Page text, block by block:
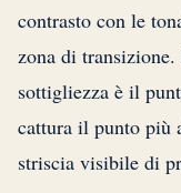
contrasto con le
zona di
sottigliezza è il
cattura il punto più
striscia visibile di